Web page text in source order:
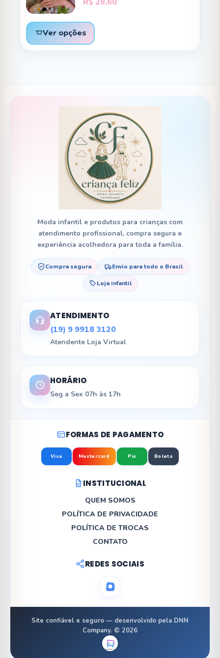
Ver opções
Moda infantil e produtos para crianças com
atendimento profissional, compra segura e
experiência acolhedora para toda a família.
Compra segura Envio para todo o Brasil
Loja infantil
ATENDIMENTO
(19) 9 9918 3120
Atendente Loja Virtual
HORÁRIO
Seg a Sex 07h às 17h
FORMAS DE PAGAMENTO
Visa Mastercard Pix Boleto
INSTITUCIONAL
QUEM SOMOS
POLÍTICA DE PRIVACIDADE
POLÍTICA DE TROCAS
CONTATO
REDES SOCIAIS
Site confiável e seguro — desenvolvido pela DNN
Company. © 2026